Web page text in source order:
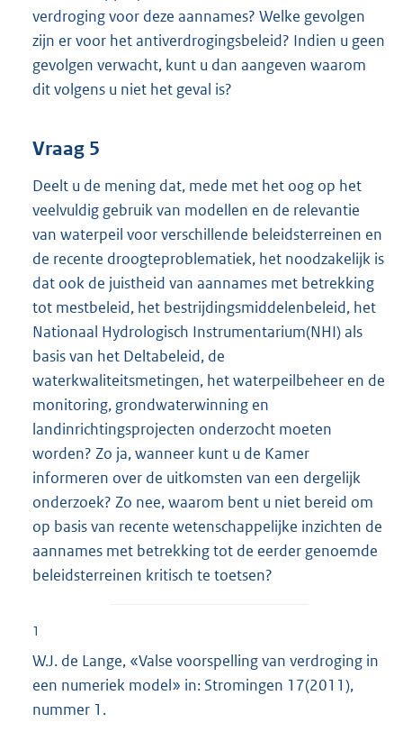
verdroging voor deze aannames? Welke gevolgen
zijn er voor het antiverdrogingsbeleid? Indien u geen
gevolgen verwacht, kunt u dan aangeven waarom
dit volgens u niet het geval is?
Vraag 5
Deelt u de mening dat, mede met het oog op het
veelvuldig gebruik van modellen en de relevantie
van waterpeil voor verschillende beleidsterreinen en
de recente droogteproblematiek, het noodzakelijk is
dat ook de juistheid van aannames met betrekking
tot mestbeleid, het bestrijdingsmiddelenbeleid, het
Nationaal Hydrologisch Instrumentarium(NHI) als
basis van het Deltabeleid, de
waterkwaliteitsmetingen, het waterpeilbeheer en de
monitoring, grondwaterwinning en
landinrichtingsprojecten onderzocht moeten
worden? Zo ja, wanneer kunt u de Kamer
informeren over de uitkomsten van een dergelijk
onderzoek? Zo nee, waarom bent u niet bereid om
op basis van recente wetenschappelijke inzichten de
aannames met betrekking tot de eerder genoemde
beleidsterreinen kritisch te toetsen?
1
W.J. de Lange, «Valse voorspelling van verdroging in
een numeriek model» in: Stromingen 17(2011),
nummer 1.